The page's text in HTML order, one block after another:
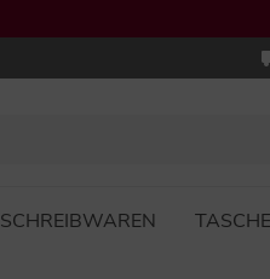
SCHREIBWAREN